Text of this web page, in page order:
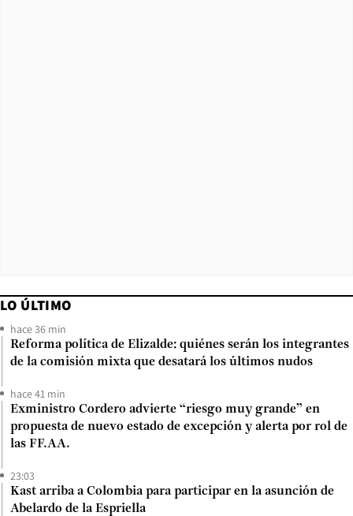
LO ÚLTIMO
hace 36 min
Reforma política de Elizalde: quiénes serán los integrantes
de la comisión mixta que desatará los últimos nudos
hace 41 min
Exministro Cordero advierte “riesgo muy grande” en
propuesta de nuevo estado de excepción y alerta por rol de
las FF.AA.
23:03
Kast arriba a Colombia para participar en la asunción de
Abelardo de la Espriella